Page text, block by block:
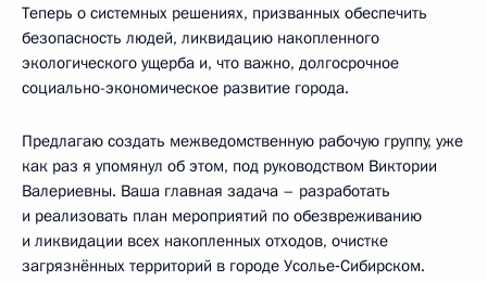
Теперь о системных решениях, призванных обеспечить
безопасность людей, ликвидацию накопленного
экологического ущерба и, что важно, долгосрочное
социально-экономическое развитие города.
Предлагаю создать межведомственную рабочую группу, уже
как раз я упомянул об этом, под руководством Виктории
Валериевны. Ваша главная задача – разработать
и реализовать план мероприятий по обезвреживанию
и ликвидации всех накопленных отходов, очистке
загрязнённых территорий в городе Усолье‑Сибирском.